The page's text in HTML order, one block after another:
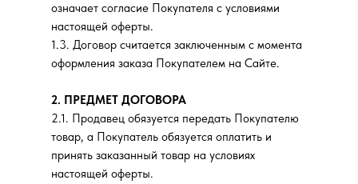
означает согласие Покупателя с условиями
настоящей оферты.
1.3. Договор считается заключенным с момента
оформления заказа Покупателем на Сайте.
2. ПРЕДМЕТ ДОГОВОРА
2.1. Продавец обязуется передать Покупателю
товар, а Покупатель обязуется оплатить и
принять заказанный товар на условиях
настоящей оферты.